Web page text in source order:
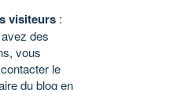
visiteurs :
des
vous
le
du blog en